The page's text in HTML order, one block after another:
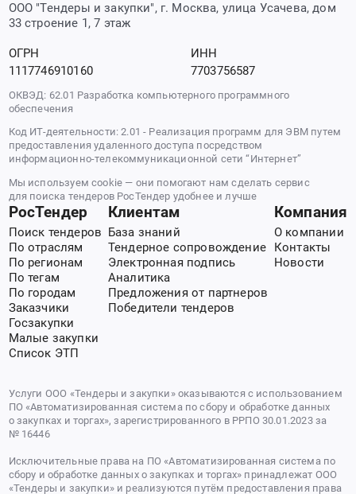
ООО "Тендеры и закупки", г. Москва, улица Усачева, дом
33 строение 1, 7 этаж
ОГРН
1117746910160
ИНН
7703756587
ОКВЭД: 62.01 Разработка компьютерного программного
обеспечения
Код ИТ-деятельности: 2.01 - Реализация программ для ЭВМ путем
предоставления удаленного доступа посредством
информационно-телекоммуникационной сети “Интернет”
Мы используем cookie — они помогают нам сделать сервис
для поиска тендеров РосТендер удобнее и лучше
РосТендер
Поиск тендеров
По отраслям
По регионам
По тегам
По городам
Заказчики
Госзакупки
Малые закупки
Список ЭТП
Клиентам
База знаний
Тендерное сопровождение
Электронная подпись
Аналитика
Предложения от партнеров
Победители тендеров
Компания
О компании
Контакты
Новости
Услуги ООО «Тендеры и закупки» оказываются с использованием
ПО «Автоматизированная система по сбору и обработке данных
о закупках и торгах», зарегистрированного в РРПО 30.01.2023 за
№ 16446
Исключительные права на ПО «Автоматизированная система по
сбору и обработке данных о закупках и торгах» принадлежат ООО
«Тендеры и закупки» и реализуются путём предоставления права